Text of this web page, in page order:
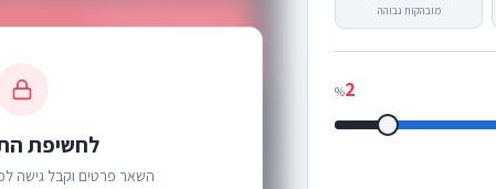
מובהקות גבוהה
2
%
גודל מדגם לכל וריאציה
ימים נדרשים להרצת הניסוי
לחשיפת
השאר פרטים וקבל גישה